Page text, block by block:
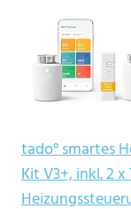
tado° smartes
Kit V3+, inkl. 2